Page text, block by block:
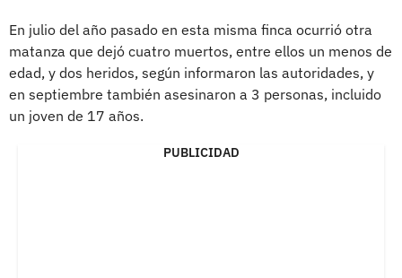
En julio del año pasado en esta misma finca ocurrió otra
matanza que dejó cuatro muertos, entre ellos un menos de
edad, y dos heridos, según informaron las autoridades, y
en septiembre también asesinaron a 3 personas, incluido
un joven de 17 años.
PUBLICIDAD